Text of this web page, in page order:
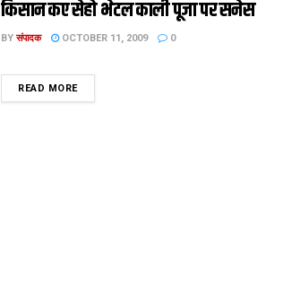
किसान कए सेहो भेटल काली पूजा पर सनेस
BY संपादक OCTOBER 11, 2009 0
READ MOREDETAILS